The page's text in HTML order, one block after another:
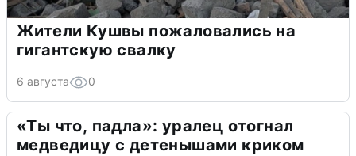
Жители Кушвы пожаловались на
гигантскую свалку
6 августа 0
«Ты что, падла»: уралец отогнал
медведицу с детенышами криком